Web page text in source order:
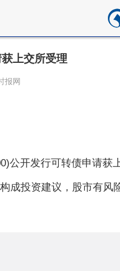
上交所受理
报网
公开发行可转债申请获
成投资建议，股市有风